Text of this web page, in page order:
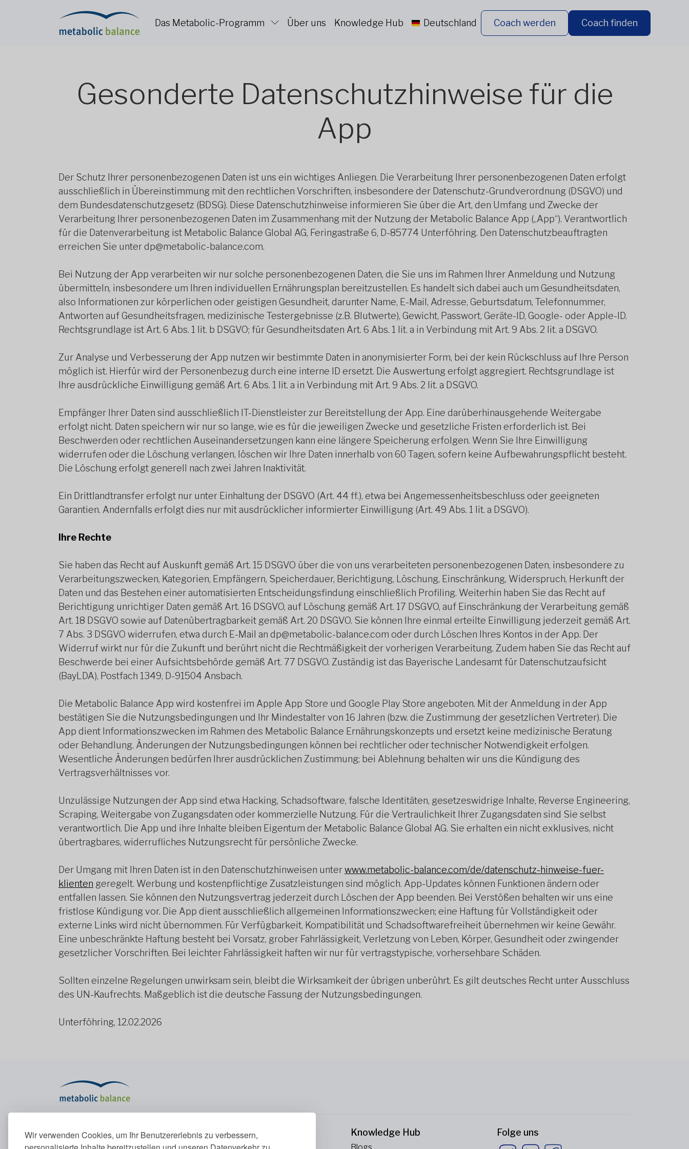
Wir verwenden Cookies, um Ihr Benutzererlebnis zu verbessern,
Das Metabolic-Programm Über uns Knowledge Hub Deutschland Coach werden Coach finden
Gesonderte Datenschutzhinweise für die
App
Der Schutz Ihrer personenbezogenen Daten ist uns ein wichtiges Anliegen. Die Verarbeitung Ihrer personenbezogenen Daten erfolgt
ausschließlich in Übereinstimmung mit den rechtlichen Vorschriften, insbesondere der Datenschutz-Grundverordnung (DSGVO) und
dem Bundesdatenschutzgesetz (BDSG). Diese Datenschutzhinweise informieren Sie über die Art, den Umfang und Zwecke der
Verarbeitung Ihrer personenbezogenen Daten im Zusammenhang mit der Nutzung der Metabolic Balance App („App“). Verantwortlich
für die Datenverarbeitung ist Metabolic Balance Global AG, Feringastraße 6, D-85774 Unterföhring. Den Datenschutzbeauftragten
erreichen Sie unter dp@metabolic-balance.com.
Bei Nutzung der App verarbeiten wir nur solche personenbezogenen Daten, die Sie uns im Rahmen Ihrer Anmeldung und Nutzung
übermitteln, insbesondere um Ihren individuellen Ernährungsplan bereitzustellen. Es handelt sich dabei auch um Gesundheitsdaten,
also Informationen zur körperlichen oder geistigen Gesundheit, darunter Name, E-Mail, Adresse, Geburtsdatum, Telefonnummer,
Antworten auf Gesundheitsfragen, medizinische Testergebnisse (z.B. Blutwerte), Gewicht, Passwort, Geräte-ID, Google- oder Apple-ID.
Rechtsgrundlage ist Art. 6 Abs. 1 lit. b DSGVO; für Gesundheitsdaten Art. 6 Abs. 1 lit. a in Verbindung mit Art. 9 Abs. 2 lit. a DSGVO.
Zur Analyse und Verbesserung der App nutzen wir bestimmte Daten in anonymisierter Form, bei der kein Rückschluss auf Ihre Person
möglich ist. Hierfür wird der Personenbezug durch eine interne ID ersetzt. Die Auswertung erfolgt aggregiert. Rechtsgrundlage ist
Ihre ausdrückliche Einwilligung gemäß Art. 6 Abs. 1 lit. a in Verbindung mit Art. 9 Abs. 2 lit. a DSGVO.
Empfänger Ihrer Daten sind ausschließlich IT-Dienstleister zur Bereitstellung der App. Eine darüberhinausgehende Weitergabe
erfolgt nicht. Daten speichern wir nur so lange, wie es für die jeweiligen Zwecke und gesetzliche Fristen erforderlich ist. Bei
Beschwerden oder rechtlichen Auseinandersetzungen kann eine längere Speicherung erfolgen. Wenn Sie Ihre Einwilligung
widerrufen oder die Löschung verlangen, löschen wir Ihre Daten innerhalb von 60 Tagen, sofern keine Aufbewahrungspflicht besteht.
Die Löschung erfolgt generell nach zwei Jahren Inaktivität.
Ein Drittlandtransfer erfolgt nur unter Einhaltung der DSGVO (Art. 44 ff.), etwa bei Angemessenheitsbeschluss oder geeigneten
Garantien. Andernfalls erfolgt dies nur mit ausdrücklicher informierter Einwilligung (Art. 49 Abs. 1 lit. a DSGVO).
Ihre Rechte
Sie haben das Recht auf Auskunft gemäß Art. 15 DSGVO über die von uns verarbeiteten personenbezogenen Daten, insbesondere zu
Verarbeitungszwecken, Kategorien, Empfängern, Speicherdauer, Berichtigung, Löschung, Einschränkung, Widerspruch, Herkunft der
Daten und das Bestehen einer automatisierten Entscheidungsfindung einschließlich Profiling. Weiterhin haben Sie das Recht auf
Berichtigung unrichtiger Daten gemäß Art. 16 DSGVO, auf Löschung gemäß Art. 17 DSGVO, auf Einschränkung der Verarbeitung gemäß
Art. 18 DSGVO sowie auf Datenübertragbarkeit gemäß Art. 20 DSGVO. Sie können Ihre einmal erteilte Einwilligung jederzeit gemäß Art.
7 Abs. 3 DSGVO widerrufen, etwa durch E-Mail an dp@metabolic-balance.com oder durch Löschen Ihres Kontos in der App. Der
Widerruf wirkt nur für die Zukunft und berührt nicht die Rechtmäßigkeit der vorherigen Verarbeitung. Zudem haben Sie das Recht auf
Beschwerde bei einer Aufsichtsbehörde gemäß Art. 77 DSGVO. Zuständig ist das Bayerische Landesamt für Datenschutzaufsicht
(BayLDA), Postfach 1349, D-91504 Ansbach.
Die Metabolic Balance App wird kostenfrei im Apple App Store und Google Play Store angeboten. Mit der Anmeldung in der App
bestätigen Sie die Nutzungsbedingungen und Ihr Mindestalter von 16 Jahren (bzw. die Zustimmung der gesetzlichen Vertreter). Die
App dient Informationszwecken im Rahmen des Metabolic Balance Ernährungskonzepts und ersetzt keine medizinische Beratung
oder Behandlung. Änderungen der Nutzungsbedingungen können bei rechtlicher oder technischer Notwendigkeit erfolgen.
Wesentliche Änderungen bedürfen Ihrer ausdrücklichen Zustimmung; bei Ablehnung behalten wir uns die Kündigung des
Vertragsverhältnisses vor.
Unzulässige Nutzungen der App sind etwa Hacking, Schadsoftware, falsche Identitäten, gesetzeswidrige Inhalte, Reverse Engineering,
Scraping, Weitergabe von Zugangsdaten oder kommerzielle Nutzung. Für die Vertraulichkeit Ihrer Zugangsdaten sind Sie selbst
verantwortlich. Die App und ihre Inhalte bleiben Eigentum der Metabolic Balance Global AG. Sie erhalten ein nicht exklusives, nicht
übertragbares, widerrufliches Nutzungsrecht für persönliche Zwecke.
Der Umgang mit Ihren Daten ist in den Datenschutzhinweisen unterwww.metabolic-balance.com/de/datenschutz-hinweise-fuer-
klienten geregelt. Werbung und kostenpflichtige Zusatzleistungen sind möglich. App-Updates können Funktionen ändern oder
entfallen lassen. Sie können den Nutzungsvertrag jederzeit durch Löschen der App beenden. Bei Verstößen behalten wir uns eine
fristlose Kündigung vor. Die App dient ausschließlich allgemeinen Informationszwecken; eine Haftung für Vollständigkeit oder
externe Links wird nicht übernommen. Für Verfügbarkeit, Kompatibilität und Schadsoftwarefreiheit übernehmen wir keine Gewähr.
Eine unbeschränkte Haftung besteht bei Vorsatz, grober Fahrlässigkeit, Verletzung von Leben, Körper, Gesundheit oder zwingender
gesetzlicher Vorschriften. Bei leichter Fahrlässigkeit haften wir nur für vertragstypische, vorhersehbare Schäden.
Sollten einzelne Regelungen unwirksam sein, bleibt die Wirksamkeit der übrigen unberührt. Es gilt deutsches Recht unter Ausschluss
des UN-Kaufrechts. Maßgeblich ist die deutsche Fassung der Nutzungsbedingungen.
Unterföhring, 12.02.2026
Das Metabolic-Programm Unternehmen Knowledge Hub Folge uns